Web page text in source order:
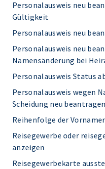
Personalausweis neu
Gültigkeit
Personalausweis neu
Personalausweis neu
Namensänderung bei
Personalausweis Status
Personalausweis wegen
Scheidung neu beantragen
Reihenfolge der
Reisegewerbe oder
anzeigen
Reisegewerbekarte